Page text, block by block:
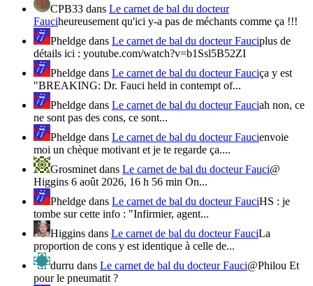
CPB33 dans Le carnet de bal du docteur
Fauciheureusement qu'ici y-a pas de méchants comme ça !!!
Pheldge dans Le carnet de bal du docteur Fauciplus de
détails ici : youtube.com/watch?v=b1Ssl5B52ZI
Pheldge dans Le carnet de bal du docteur Fauciça y est
"BREAKING: Dr. Fauci held in contempt of...
Pheldge dans Le carnet de bal du docteur Fauciah non, ce
ne sont pas des cons, ce sont...
Pheldge dans Le carnet de bal du docteur Faucienvoie
moi un chèque motivant et je te regarde ça....
Grosminet dans Le carnet de bal du docteur Fauci@
Higgins 6 août 2026, 16 h 56 min On...
Pheldge dans Le carnet de bal du docteur FauciHS : je
tombe sur cette info : "Infirmier, agent...
Higgins dans Le carnet de bal du docteur FauciLa
proportion de cons y est identique à celle de...
durru dans Le carnet de bal du docteur Fauci@Philou Et
pour le pneumatit ?